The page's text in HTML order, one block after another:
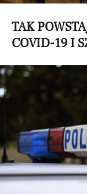
TAK
COVID-19 I